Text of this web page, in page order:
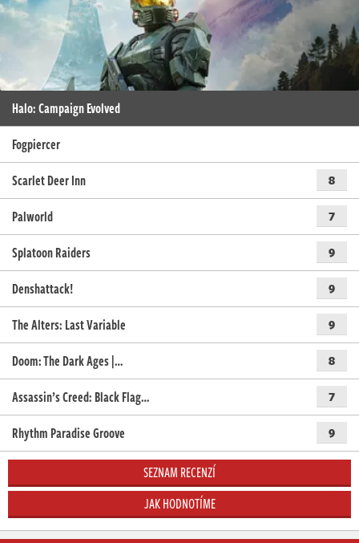
Halo: Campaign Evolved
Fogpiercer
Scarlet Deer Inn
8
Palworld 7
Splatoon Raiders 9
Denshattack! 9
The Alters: Last Variable 9
Doom: The Dark Ages |… 8
Assassin’s Creed: Black Flag… 7
Rhythm Paradise Groove 9
SEZNAM RECENZÍ
JAK HODNOTÍME